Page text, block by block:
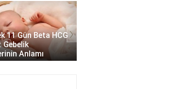
11 Gün Beta HCG
Gebelik
Anlamı
›